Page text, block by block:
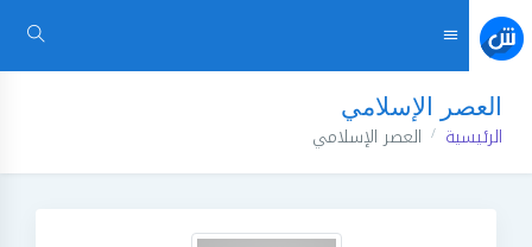
العصر الإسلامي
الرئيسية العصر الإسلامي